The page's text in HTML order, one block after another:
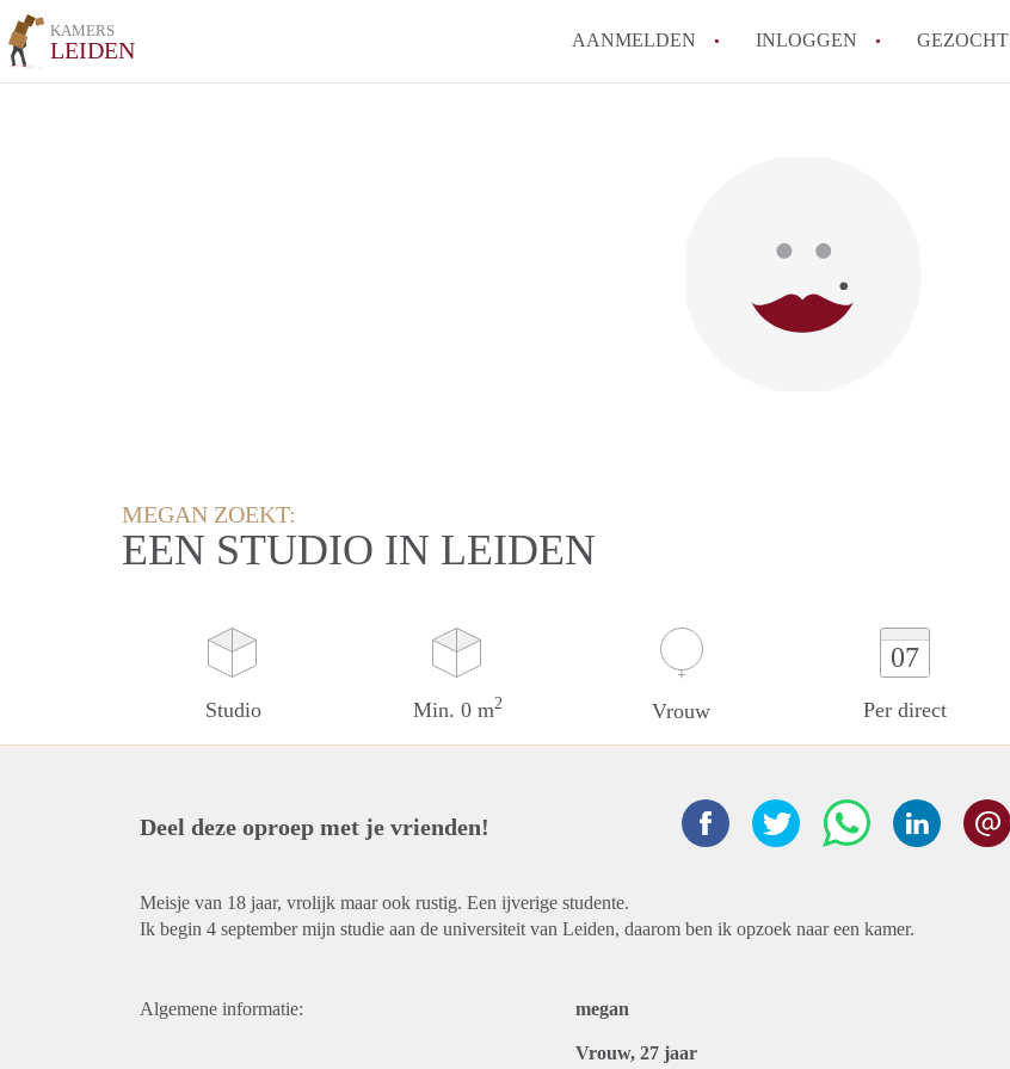
KAMERS
LEIDEN AANMELDEN INLOGGEN GEZOCHT
MEGAN ZOEKT:
EEN STUDIO IN LEIDEN
Studio Min. 0 m2 Vrouw
07
Per direct
Deel deze oproep met je vrienden!
Meisje van 18 jaar, vrolijk maar ook rustig. Een ijverige studente.
Ik begin 4 september mijn studie aan de universiteit van Leiden, daarom ben ik opzoek naar een kamer.
Algemene informatie: megan
Vrouw, 27 jaar